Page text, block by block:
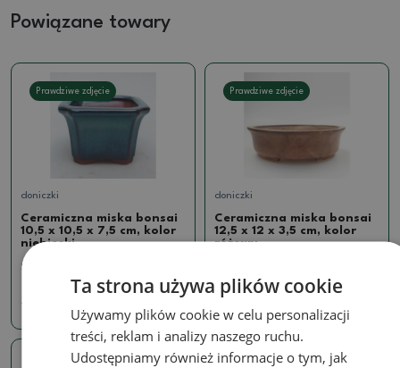
Powiązane towary
Prawdziwe zdjęcie
doniczki
Ceramiczna miska bonsai
10,5 x 10,5 x 7,5 cm, kolor
niebieski
SKU:
33.74 zł
Prawdziwe zdjęcie
doniczki
Ceramiczna miska bonsai
12,5 x 12 x 3,5 cm, kolor
różowy
44.39 zł
Ta strona używa plików cookie
Używamy plików cookie w celu personalizacji
treści, reklam i analizy naszego ruchu.
Udostępniamy również informacje o tym, jak